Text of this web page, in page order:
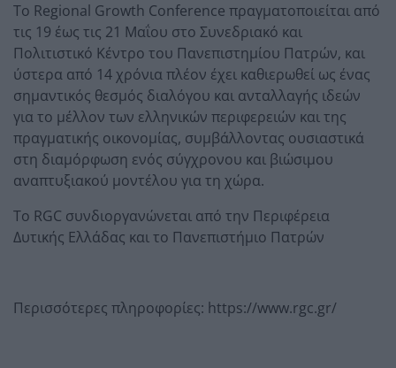
Το Regional Growth Conference πραγματοποιείται από
τις 19 έως τις 21 Μαΐου στο Συνεδριακό και
Πολιτιστικό Κέντρο του Πανεπιστημίου Πατρών, και
ύστερα από 14 χρόνια πλέον έχει καθιερωθεί ως ένας
σημαντικός θεσμός διαλόγου και ανταλλαγής ιδεών
για το μέλλον των ελληνικών περιφερειών και της
πραγματικής οικονομίας, συμβάλλοντας ουσιαστικά
στη διαμόρφωση ενός σύγχρονου και βιώσιμου
αναπτυξιακού μοντέλου για τη χώρα.
Το RGC συνδιοργανώνεται από την Περιφέρεια
Δυτικής Ελλάδας και το Πανεπιστήμιο Πατρών
Περισσότερες πληροφορίες: https://www.rgc.gr/